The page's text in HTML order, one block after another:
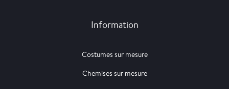
Information
Costumes sur mesure
Chemises sur mesure